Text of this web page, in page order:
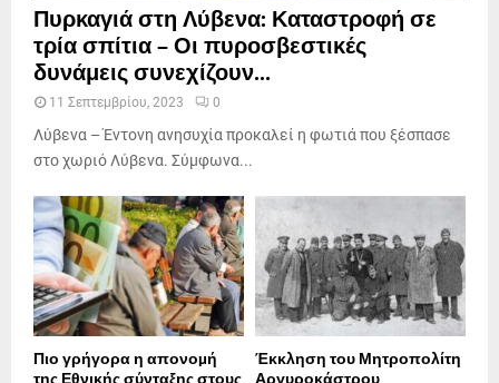
Πυρκαγιά στη Λύβενα: Καταστροφή σε
τρία σπίτια – Οι πυροσβεστικές
δυνάμεις συνεχίζουν...
11 Σεπτεμβρίου, 2023 0
Λύβενα – Έντονη ανησυχία προκαλεί η φωτιά που ξέσπασε
στο χωριό Λύβενα. Σύμφωνα...
Πιο γρήγορα η απονοµή Έκκληση του Μητροπολίτη